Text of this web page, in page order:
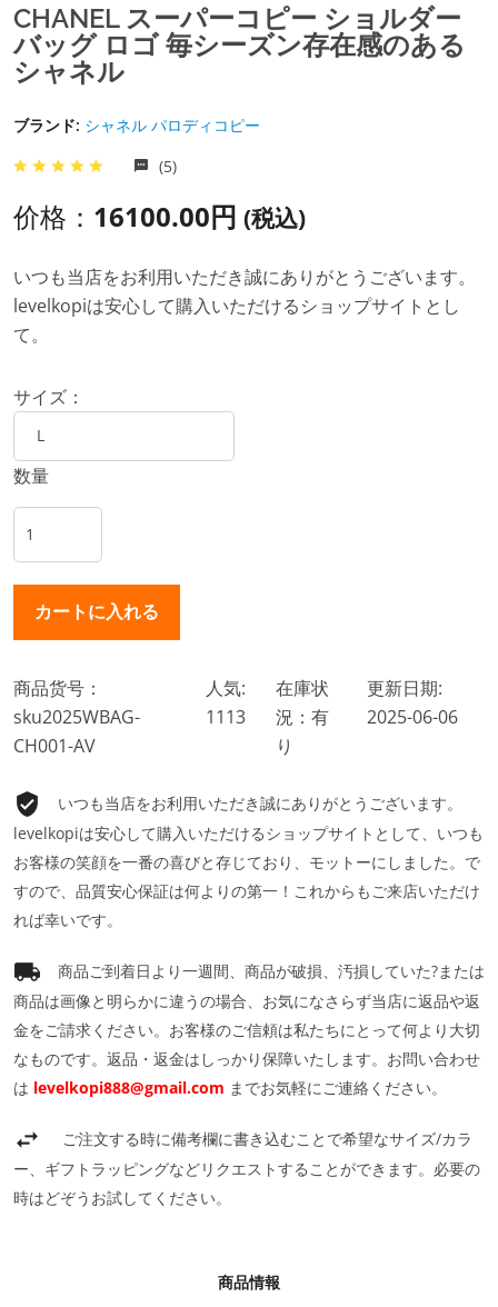
CHANEL スーパーコピー ショルダー
バッグ ロゴ 毎シーズン存在感のある
シャネル
ブランド: シャネル パロディコピー
(5)
价格： 16100.00円 (税込)
いつも当店をお利用いただき誠にありがとうございます。
levelkopiは安心して購入いただけるショップサイトとし
て。
サイズ：
数量
商品货号：
sku2025WBAG-
CH001-AV
人気:
1113
在庫状
況：有
り
更新日期:
2025-06-06
いつも当店をお利用いただき誠にありがとうございます。
levelkopiは安心して購入いただけるショップサイトとして、いつも
お客様の笑顔を一番の喜びと存じており、モットーにしました。で
すので、品質安心保証は何よりの第一！これからもご来店いただけ
れば幸いです。
商品ご到着日より一週間、商品が破損、汚損していた?または
商品は画像と明らかに違うの場合、お気になさらず当店に返品や返
金をご請求ください。お客様のご信頼は私たちにとって何より大切
なものです。返品・返金はしっかり保障いたします。お問い合わせ
は levelkopi888@gmail.com までお気軽にご連絡ください。
ご注文する時に備考欄に書き込むことで希望なサイズ/カラ
ー、ギフトラッピングなどリクエストすることができます。必要の
時はどぞうお試してください。
商品情報